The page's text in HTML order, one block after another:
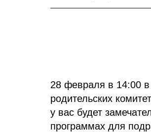
28 февраля в 14:00 в
родительских
у вас будет
программах для